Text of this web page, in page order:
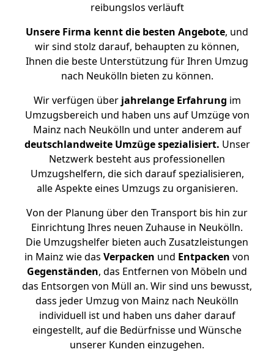
reibungslos verläuft
Unsere Firma kennt die besten Angebote, und
wir sind stolz darauf, behaupten zu können,
Ihnen die beste Unterstützung für Ihren Umzug
nach Neukölln bieten zu können.
Wir verfügen überjahrelange Erfahrung im
Umzugsbereich und haben uns auf Umzüge von
Mainz nach Neukölln und unter anderem auf
deutschlandweite Umzüge spezialisiert. Unser
Netzwerk besteht aus professionellen
Umzugshelfern, die sich darauf spezialisieren,
alle Aspekte eines Umzugs zu organisieren.
Von der Planung über den Transport bis hin zur
Einrichtung Ihres neuen Zuhause in Neukölln.
Die Umzugshelfer bieten auch Zusatzleistungen
in Mainz wie das Verpacken und Entpacken von
Gegenständen, das Entfernen von Möbeln und
das Entsorgen von Müll an. Wir sind uns bewusst,
dass jeder Umzug von Mainz nach Neukölln
individuell ist und haben uns daher darauf
eingestellt, auf die Bedürfnisse und Wünsche
unserer Kunden einzugehen.